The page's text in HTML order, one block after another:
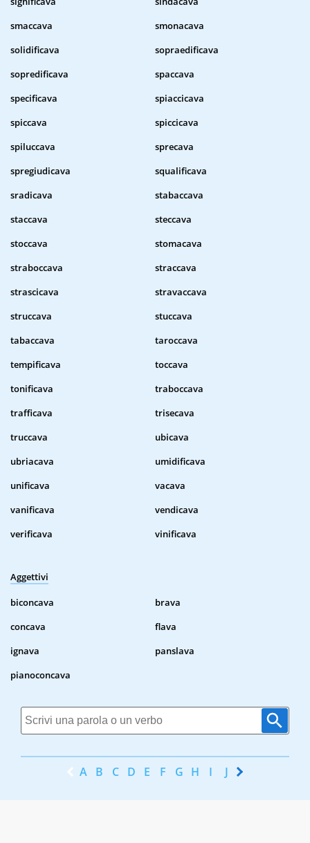
smaccava
smonacava
solidificava
sopraedificava
sopredificava
spaccava
specificava
spiaccicava
spiccava
spiccicava
spiluccava
sprecava
spregiudicava
squalificava
sradicava
stabaccava
staccava
steccava
stoccava
stomacava
straboccava
straccava
strascicava
stravaccava
struccava
stuccava
tabaccava
taroccava
tempificava
toccava
tonificava
traboccava
trafficava
trisecava
truccava
ubicava
ubriacava
umidificava
unificava
vacava
vanificava
vendicava
verificava
vinificava
Aggettivi
biconcava
brava
concava
flava
ignava
panslava
pianoconcava
A B C D E F G H I J K